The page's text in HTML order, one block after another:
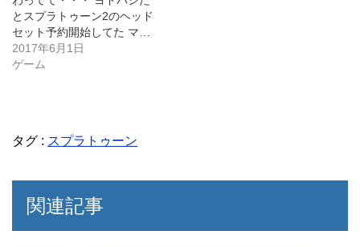
とスプラトゥーン2のヘッド
セット予約開始してた マ…
2017年6月1日
ゲーム
タグ : スプラトゥーン
関連記事